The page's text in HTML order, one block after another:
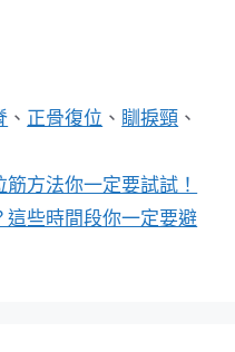
、 正骨復位 、 瞓捩頸 、
方法你一定要試試！
些時間段你一定要避